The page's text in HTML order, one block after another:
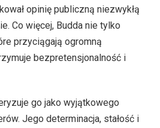
opinię publiczną niezwykłą
Co więcej, Budda nie tylko
przyciągają ogromną
bezpretensjonalność i
go jako wyjątkowego
Jego determinacja, stałość i